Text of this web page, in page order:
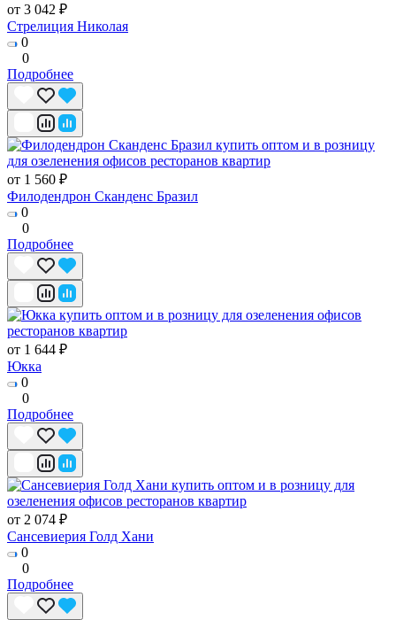
от 3 042 ₽
Стрелиция Николая
0
0
Подробнее
от 1 560 ₽
Филодендрон Сканденс Бразил
0
0
Подробнее
от 1 644 ₽
Юкка
0
0
Подробнее
от 2 074 ₽
Сансевиерия Голд Хани
0
0
Подробнее